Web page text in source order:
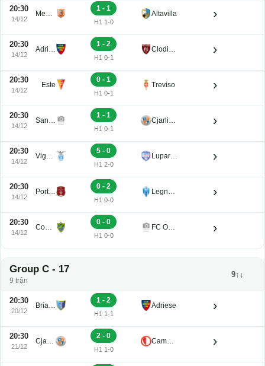
20:30
14/12
Mestre
1 - 1
H1 1-0
Altavilla ›
20:30
14/12
Adriese
1 - 2
H1 0-1
Clodiense ›
20:30
14/12
Este
0 - 1
H1 0-1
Treviso ›
20:30
14/12
San Luigi
1 - 1
H1 0-1
Cjarlins Muzane ›
20:30
14/12
Vigasio
5 - 0
H1 2-0
Luparense ›
20:30
14/12
Portogruaro
0 - 2
H1 0-0
Legnago Salus ›
20:30
14/12
Conegliano
0 - 0
H1 0-0
FC Obermais ›
Group C - 17
9 trận
9↑↓
20:30
20/12
Brian Lignano
1 - 2
H1 1-1
Adriese ›
20:30
21/12
Cjarlins Muzane
2 - 0
H1 1-0
Campodarsego ›